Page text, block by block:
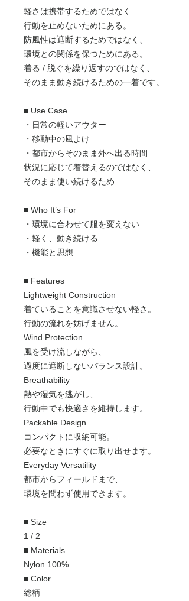
軽さは携帯するためではなく
行動を止めないためにある。
防風性は遮断するためではなく、
環境との関係を保つためにある。
着る / 脱ぐを繰り返すのではなく、
そのまま動き続けるための一着です。
■ Use Case
・日常の軽いアウター
・移動中の風よけ
・都市からそのまま外へ出る時間
状況に応じて着替えるのではなく、
そのまま使い続けるため
■ Who It’s For
・環境に合わせて服を変えない
・軽く、動き続ける
・機能と思想
■ Features
Lightweight Construction
着ていることを意識させない軽さ。
行動の流れを妨げません。
Wind Protection
風を受け流しながら、
過度に遮断しないバランス設計。
Breathability
熱や湿気を逃がし、
行動中でも快適さを維持します。
Packable Design
コンパクトに収納可能。
必要なときにすぐに取り出せます。
Everyday Versatility
都市からフィールドまで、
環境を問わず使用できます。
■ Size
1 / 2
■ Materials
Nylon 100%
■ Color
総柄